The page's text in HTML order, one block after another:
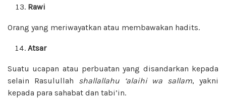
Rawi
Orang yang meriwayatkan atau membawakan hadits.
Atsar
Suatu ucapan atau perbuatan yang disandarkan kepada
selain Rasulullah shallallahu ‘alaihi wa sallam, yakni
kepada para sahabat dan tabi’in.